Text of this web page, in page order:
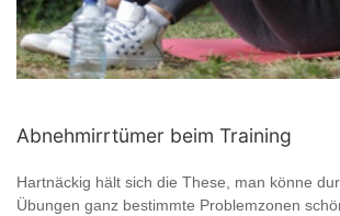
Abnehmirrtümer beim Training
Hartnäckig hält sich die These, man könne
Übungen ganz bestimmte Problemzonen